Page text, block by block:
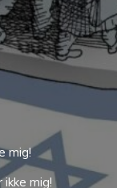
mig!
mig!